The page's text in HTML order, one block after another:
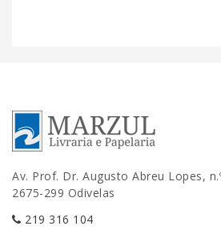
Av. Prof. Dr. Augusto Abreu Lopes,
2675-299 Odivelas
219 316 104